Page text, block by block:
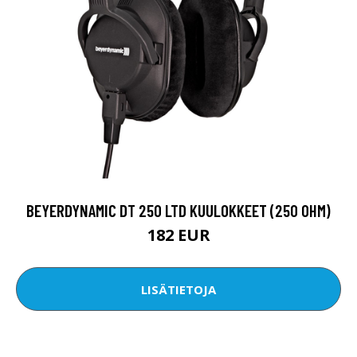
BEYERDYNAMIC DT 250 LTD KUULOKKEET (250 OHM)
182 EUR
LISÄTIETOJA